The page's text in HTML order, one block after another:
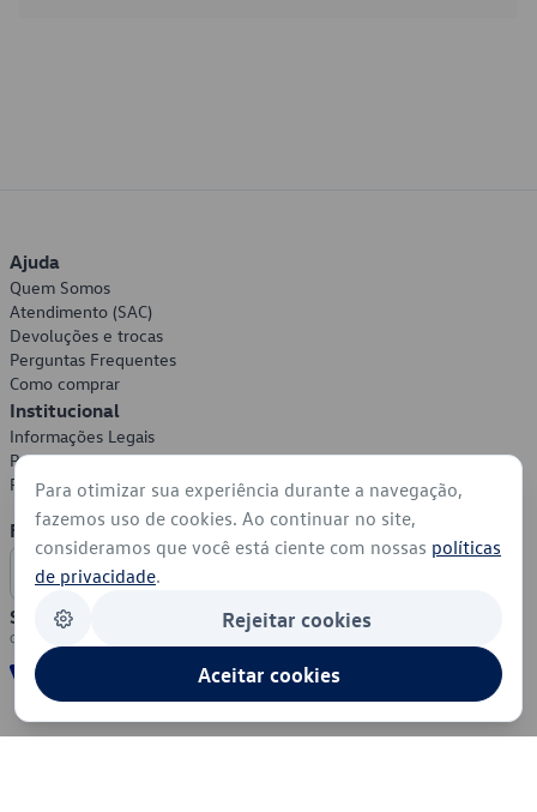
Ajuda
Quem Somos
Atendimento (SAC)
Devoluções e trocas
Perguntas Frequentes
Como comprar
Institucional
Informações Legais
Política de Privacidade
Política de Cookies
Formas de Pagamento
Segurança
Para otimizar sua experiência durante a navegação,
fazemos uso de cookies. Ao continuar no site,
consideramos que você está ciente com nossas políticas
de privacidade.
Rejeitar cookies
Aceitar cookies